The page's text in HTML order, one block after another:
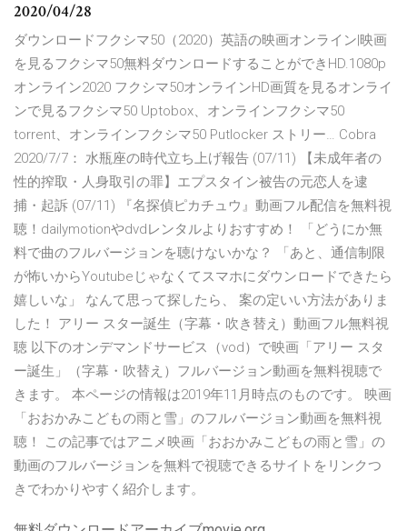
2020/04/28
ダウンロードフクシマ50（2020）英語の映画オンライン|映画
を見るフクシマ50無料ダウンロードすることができHD.1080p
オンライン2020 フクシマ50オンラインHD画質を見るオンライ
ンで見るフクシマ50 Uptobox、オンラインフクシマ50
torrent、オンラインフクシマ50 Putlocker ストリー… Cobra
2020/7/7： 水瓶座の時代立ち上げ報告 (07/11) 【未成年者の
性的搾取・人身取引の罪】エプスタイン被告の元恋人を逮
捕・起訴 (07/11) 『名探偵ピカチュウ』動画フル配信を無料視
聴！dailymotionやdvdレンタルよりおすすめ！ 「どうにか無
料で曲のフルバージョンを聴けないかな？ 「あと、通信制限
が怖いからYoutubeじゃなくてスマホにダウンロードできたら
嬉しいな」 なんて思って探したら、 案の定いい方法がありま
した！ アリー スター誕生（字幕・吹き替え）動画フル無料視
聴 以下のオンデマンドサービス（vod）で映画「アリー スタ
ー誕生」（字幕・吹替え）フルバージョン動画を無料視聴で
きます。 本ページの情報は2019年11月時点のものです。 映画
「おおかみこどもの雨と雪」のフルバージョン動画を無料視
聴！ この記事ではアニメ映画「おおかみこどもの雨と雪」の
動画のフルバージョンを無料で視聴できるサイトをリンクつ
きでわかりやすく紹介します。